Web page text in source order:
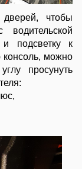
чтобы
подсветку к
консоль, можно
просунуть